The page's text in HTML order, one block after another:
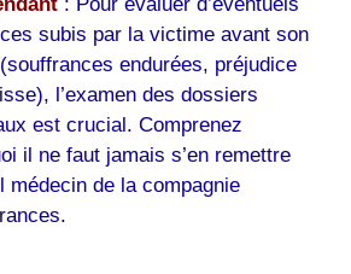
: Pour évaluer d’éventuels
subis par la victime avant son
endurées, préjudice
l’examen des dossiers
est crucial. Comprenez
il ne faut jamais s’en remettre
médecin de la compagnie